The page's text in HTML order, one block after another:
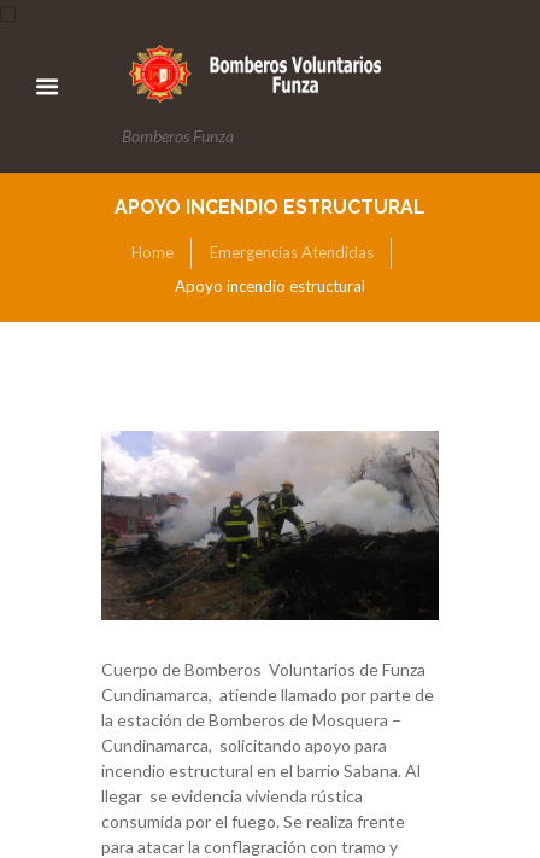
Bomberos Funza
APOYO INCENDIO ESTRUCTURAL
Home
Emergencias Atendidas
Apoyo incendio estructural
Cuerpo de Bomberos Voluntarios de Funza
Cundinamarca, atiende llamado por parte de
la estación de Bomberos de Mosquera –
Cundinamarca, solicitando apoyo para
incendio estructural en el barrio Sabana. Al
llegar se evidencia vivienda rústica
consumida por el fuego. Se realiza frente
para atacar la conflagración con tramo y